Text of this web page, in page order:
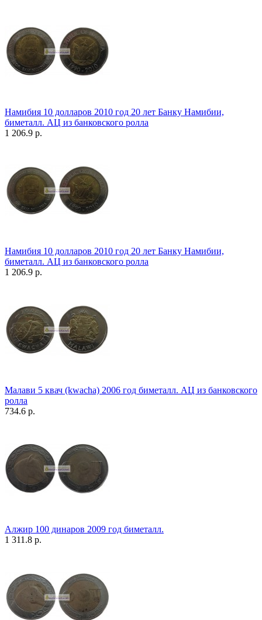
Намибия 10 долларов 2010 год 20 лет Банку Намибии,
биметалл. АЦ из банковского ролла
1 206.9 р.
Намибия 10 долларов 2010 год 20 лет Банку Намибии,
биметалл. АЦ из банковского ролла
1 206.9 р.
Малави 5 квач (kwacha) 2006 год биметалл. АЦ из банковского
ролла
734.6 р.
Алжир 100 динаров 2009 год биметалл.
1 311.8 р.